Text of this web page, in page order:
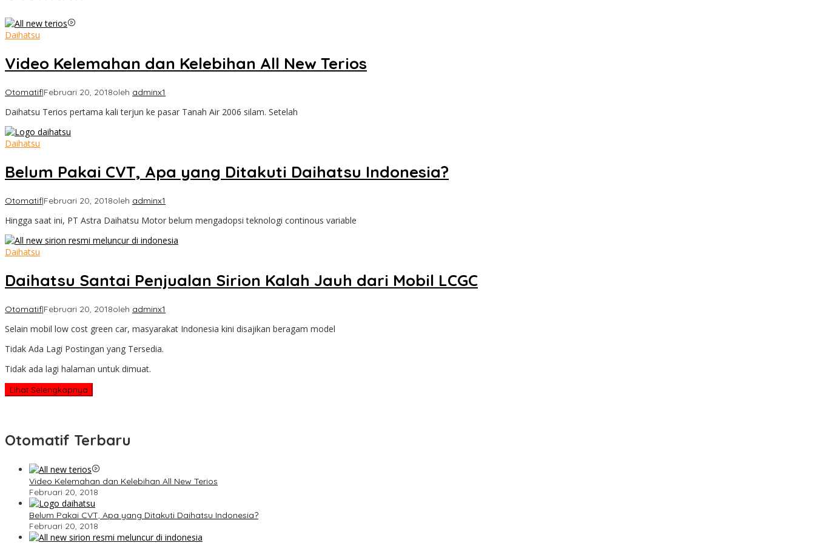
Daihatsu
Video Kelemahan dan Kelebihan All New Terios
Otomatif|Februari 20, 2018oleh adminx1
Daihatsu Terios pertama kali terjun ke pasar Tanah Air 2006 silam. Setelah
Daihatsu
Belum Pakai CVT, Apa yang Ditakuti Daihatsu Indonesia?
Otomatif|Februari 20, 2018oleh adminx1
Hingga saat ini, PT Astra Daihatsu Motor belum mengadopsi teknologi continous variable
Daihatsu
Daihatsu Santai Penjualan Sirion Kalah Jauh dari Mobil LCGC
Otomatif|Februari 20, 2018oleh adminx1
Selain mobil low cost green car, masyarakat Indonesia kini disajikan beragam model
Tidak Ada Lagi Postingan yang Tersedia.
Tidak ada lagi halaman untuk dimuat.
Lihat Selengkapnya
Otomatif Terbaru
Video Kelemahan dan Kelebihan All New Terios
Februari 20, 2018
Belum Pakai CVT, Apa yang Ditakuti Daihatsu Indonesia?
Februari 20, 2018